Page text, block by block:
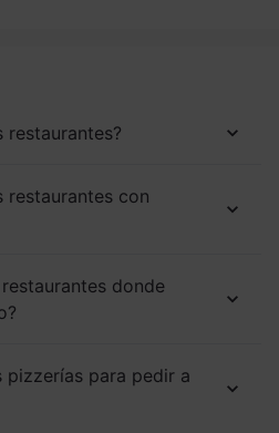
restaurantes?
restaurantes con
donde
pizzerías para pedir a